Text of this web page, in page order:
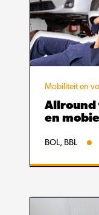
Mobiliteit en
Allround
en
BOL, BBL